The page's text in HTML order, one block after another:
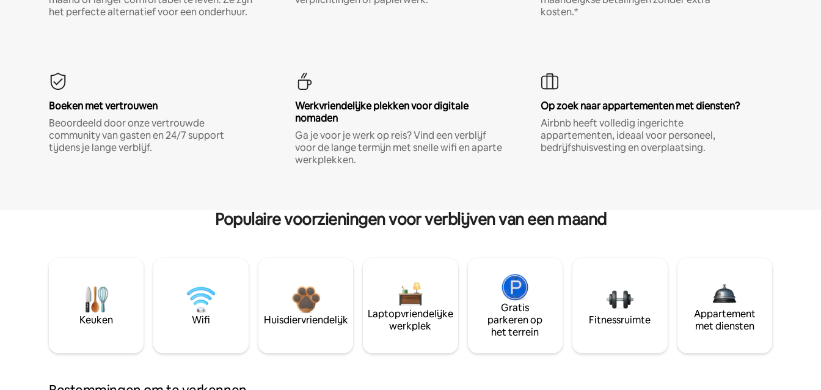
het perfecte alternatief voor een onderhuur.
kosten.*
Boeken met vertrouwen
Beoordeeld door onze vertrouwde
community van gasten en 24/7 support
tijdens je lange verblijf.
Werkvriendelijke plekken voor digitale
nomaden
Ga je voor je werk op reis? Vind een verblijf
voor de lange termijn met snelle wifi en aparte
werkplekken.
Op zoek naar appartementen met diensten?
Airbnb heeft volledig ingerichte
appartementen, ideaal voor personeel,
bedrijfshuisvesting en overplaatsing.
Populaire voorzieningen voor verblijven van een maand
Keuken Wifi Huisdiervriendelijk
Laptopvriendelijke
werkplek
Gratis
parkeren op
het terrein
Fitnessruimte
Appartement
met diensten